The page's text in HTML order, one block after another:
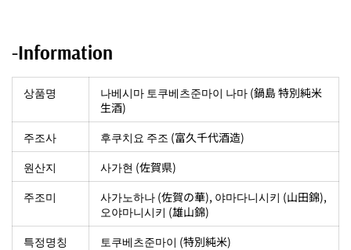
-Information
상품명
나베시마 토쿠베츠준마이 나마 (鍋島 特別純米
生酒)
주조사
후쿠치요 주조 (富久千代酒造)
원산지
사가현 (佐賀県)
주조미
사가노하나 (佐賀の華), 야마다니시키 (山田錦),
오야마니시키 (雄山錦)
특정명칭
토쿠베츠준마이 (特別純米)